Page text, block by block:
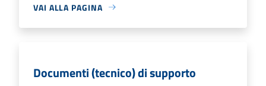
VAI ALLA PAGINA
Documenti (tecnico) di supporto